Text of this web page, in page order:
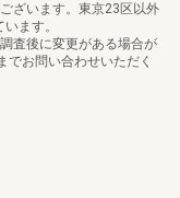
ざいます。東京23区以外
ます。
査後に変更がある場合が
でお問い合わせいただく